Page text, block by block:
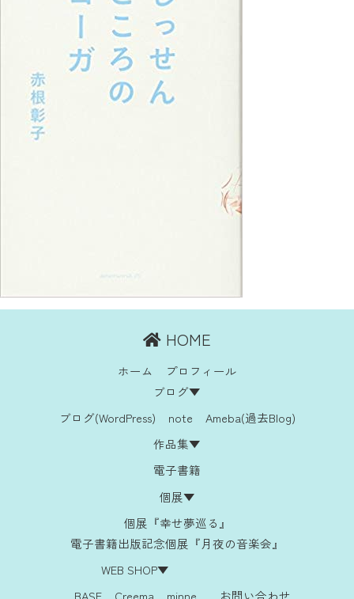
HOME
ホーム
プロフィール
ブログ▼
ブログ(WordPress)
note
Ameba(過去Blog)
作品集▼
電子書籍
個展▼
個展『幸せ夢巡る』
電子書籍出版記念個展『月夜の音楽会』
WEB SHOP▼